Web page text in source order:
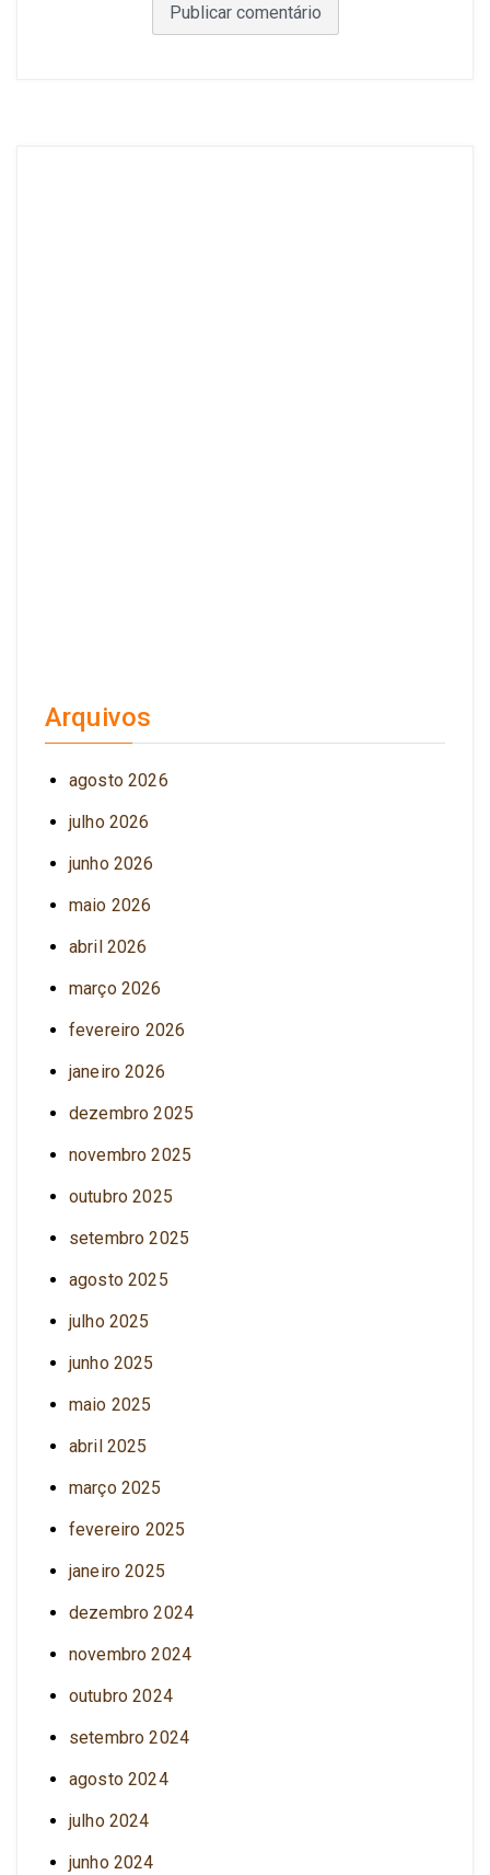
Arquivos
agosto 2026
julho 2026
junho 2026
maio 2026
abril 2026
março 2026
fevereiro 2026
janeiro 2026
dezembro 2025
novembro 2025
outubro 2025
setembro 2025
agosto 2025
julho 2025
junho 2025
maio 2025
abril 2025
março 2025
fevereiro 2025
janeiro 2025
dezembro 2024
novembro 2024
outubro 2024
setembro 2024
agosto 2024
julho 2024
junho 2024